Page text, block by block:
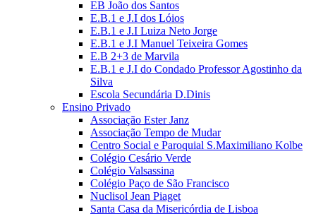
EB João dos Santos
E.B.1 e J.I dos Lóios
E.B.1 e J.I Luiza Neto Jorge
E.B.1 e J.I Manuel Teixeira Gomes
E.B 2+3 de Marvila
E.B.1 e J.I do Condado Professor Agostinho da
Silva
Escola Secundária D.Dinis
Ensino Privado
Associação Ester Janz
Associação Tempo de Mudar
Centro Social e Paroquial S.Maximiliano Kolbe
Colégio Cesário Verde
Colégio Valsassina
Colégio Paço de São Francisco
Nuclisol Jean Piaget
Santa Casa da Misericórdia de Lisboa